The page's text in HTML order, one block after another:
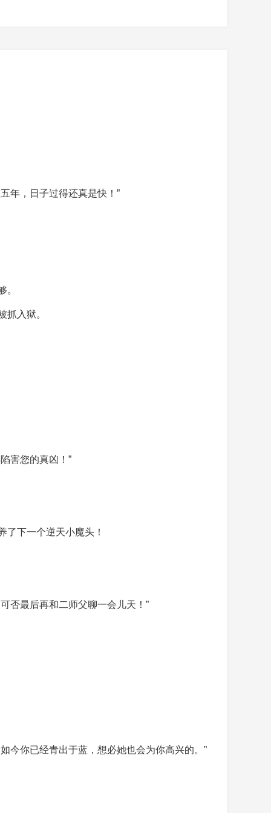
年，日子过得还真是快！”
。
抓入狱。
害您的真凶！”
下一个逆天小魔头！
否最后再和二师父聊一会儿天！”
今你已经青出于蓝，想必她也会为你高兴的。”